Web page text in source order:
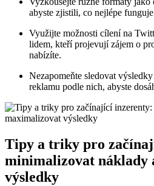
abyste zjistili, co nejlépe
Využijte možnosti cílení na
lidem, kteří projevují zájem o
nabízíte.
Nezapomeňte sledovat
reklamu podle nich, abyste
Tipy a triky pro
minimalizovat náklady
výsledky